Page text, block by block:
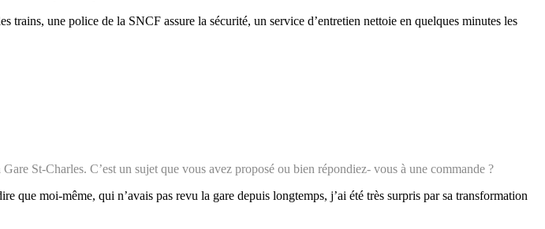
une police de la SNCF assure la sécurité, un service d’entretien nettoie en quelques minutes les
St-Charles. C’est un sujet que vous avez proposé ou bien répondiez- vous à une commande ?
que moi-même, qui n’avais pas revu la gare depuis longtemps, j’ai été très surpris par sa transformation